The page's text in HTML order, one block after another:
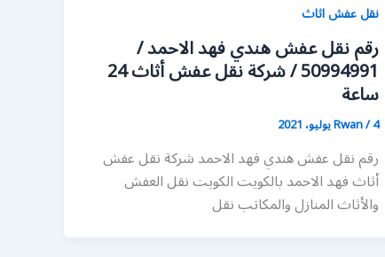
نقل عفش اثاث
رقم نقل عفش هندي فهد الاحمد /
50994991 / شركة نقل عفش أثاث 24
ساعة
Rwan/4 يوليو، 2021
رقم نقل عفش هندي فهد الاحمد شركة نقل عفش
أثاث فهد الاحمد بالكويت الكويت نقل العفش
والأثاث المنازل والمكاتب نقل